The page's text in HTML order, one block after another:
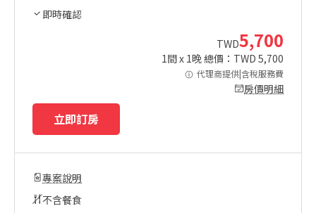
即時確認
TWD5,700
1間 x 1晚 總價：TWD 5,700
代理商提供|含稅服務費
房價明細
立即訂房
專案說明
不含餐食